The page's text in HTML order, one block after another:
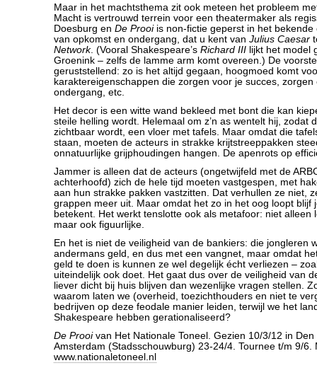
Maar in het machtsthema zit ook meteen het probleem
Macht is vertrouwd terrein voor een theatermaker als
Doesburg en De Prooiis non-fictie geperst in het bekende
van opkomst en ondergang, dat u kent van Julius Caesar
Network. (Vooral Shakespeare’s Richard III lijkt het model
Groenink – zelfs de lamme arm komt overeen.) De
geruststellend: zo is het altijd gegaan, hoogmoed komt
karaktereigenschappen die zorgen voor je succes, zorgen
ondergang, etc.
Het decor is een witte wand bekleed met bont die kan
steile helling wordt. Helemaal om z’n as wentelt hij, zodat
zichtbaar wordt, een vloer met tafels. Maar omdat die
staan, moeten de acteurs in strakke krijtstreeppakken
onnatuurlijke grijphoudingen hangen. De apenrots op
Jammer is alleen dat de acteurs (ongetwijfeld met de
achterhoofd) zich de hele tijd moeten vastgespen, met
aan hun strakke pakken vastzitten. Dat verhullen ze niet,
grappen meer uit. Maar omdat het zo in het oog loopt blijf
betekent. Het werkt tenslotte ook als metafoor: niet alleen
maar ook figuurlijke.
En het is niet de veiligheid van de bankiers: die jongleren
andermans geld, en dus met een vangnet, maar omdat
geld te doen is kunnen ze wel degelijk écht verliezen –
uiteindelijk ook doet. Het gaat dus over de veiligheid van
liever dicht bij huis blijven dan wezenlijke vragen stellen.
waarom laten we (overheid, toezichthouders en niet te
bedrijven op deze feodale manier leiden, terwijl we het
Shakespeare hebben gerationaliseerd?
De Prooivan Het Nationale Toneel. Gezien 10/3/12 in Den
Amsterdam (Stadsschouwburg) 23-24/4. Tournee t/m 9/6.
www.nationaletoneel.nl